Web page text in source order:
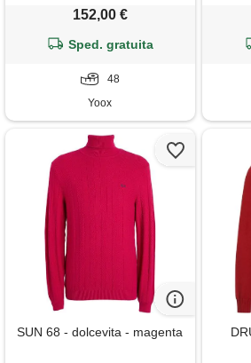
152,00 €
Sped. gratuita
48
Yoox
SUN 68 - dolcevita - magenta